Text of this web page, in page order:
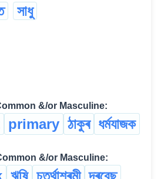
সাধু
&/or Masculine:
primary ঠাকুৰ ধৰ্মযাজক
&/or Masculine: